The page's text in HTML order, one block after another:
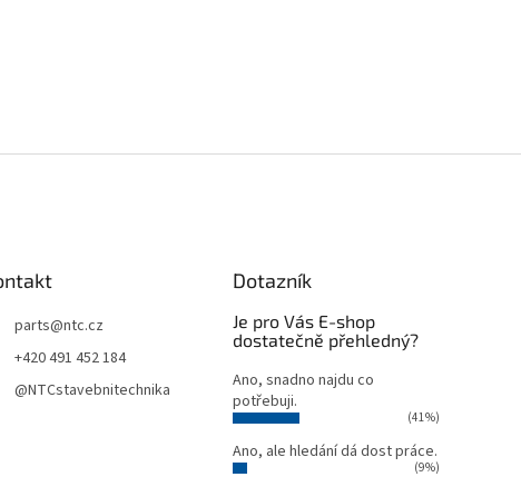
parts@ntc.cz
+420 491 452 184
@NTCstavebnitechnika
Dotazník
Je pro Vás E-shop
dostatečně přehledný?
Ano, snadno najdu co
potřebuji.
(41%)
Ano, ale hledání dá dost práce.
(9%)